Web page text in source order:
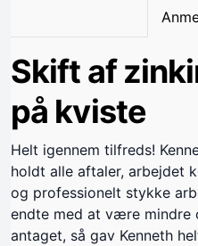
Skift af
på kviste
Helt igennem tilfreds!
holdt alle aftaler, arbejdet
og professionelt stykke
endte med at være mindre
antaget, så gav Kenneth